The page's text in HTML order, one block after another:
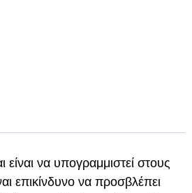
είναι να υπογραμμιστεί στους
επικίνδυνο να προσβλέπει